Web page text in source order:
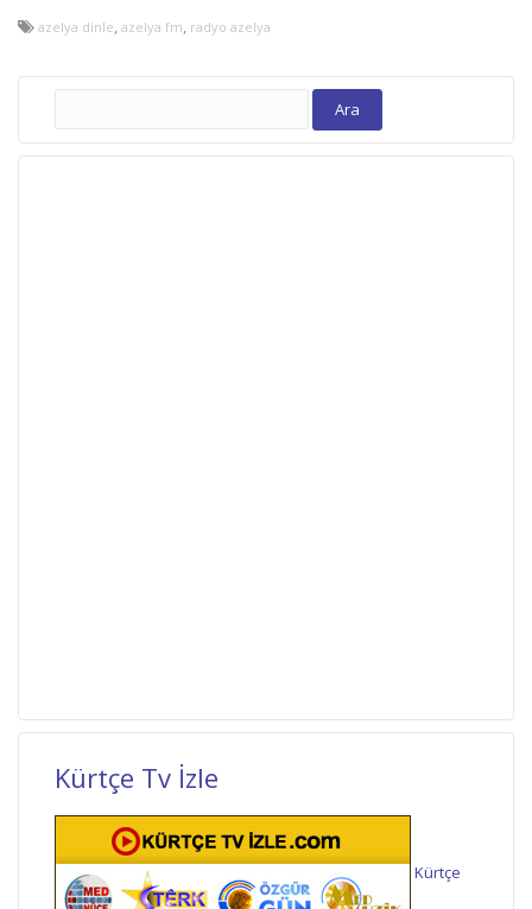
azelya dinle, azelya fm, radyo azelya
Arama:
Kürtçe Tv İzle
Kürtçe